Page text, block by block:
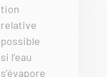
tion
relative
possible
si l’eau
s’évapore